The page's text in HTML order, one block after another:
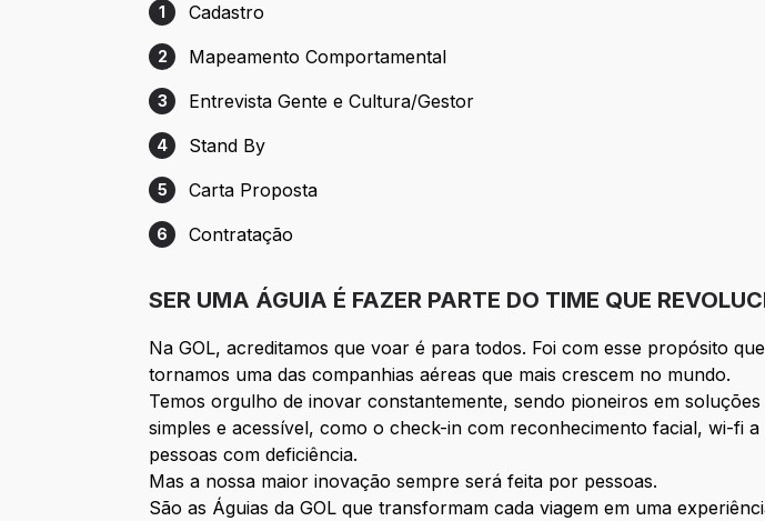
Etapa 1: Cadastro
1 Cadastro
Etapa 2: Mapeamento Comportamental
2 Mapeamento Comportamental
Etapa 3: Entrevista Gente e Cultura/Gestor
3 Entrevista Gente e Cultura/Gestor
Etapa 4: Stand By
4 Stand By
Etapa 5: Carta Proposta
5 Carta Proposta
Etapa 6: Contratação
6 Contratação
SER UMA ÁGUIA É FAZER PARTE DO TIME QUE
Na GOL, acreditamos que voar é para todos. Foi com esse propósito
tornamos uma das companhias aéreas que mais crescem no mundo.
Temos orgulho de inovar constantemente, sendo pioneiros em
simples e acessível, como o check-in com reconhecimento facial, wi-fi
pessoas com deficiência.
Mas a nossa maior inovação sempre será feita por pessoas.
São as Águias da GOL que transformam cada viagem em uma